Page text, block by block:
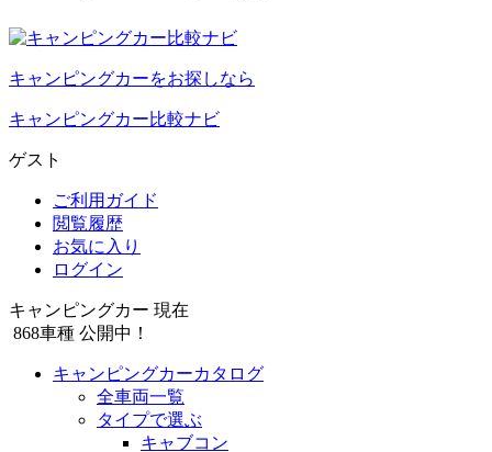
キャンピングカーをお探しなら
キャンピングカー比較ナビ
ゲスト
ご利用ガイド
閲覧履歴
お気に入り
ログイン
キャンピングカー 現在
868車種 公開中！
キャンピングカーカタログ
全車両一覧
タイプで選ぶ
キャブコン